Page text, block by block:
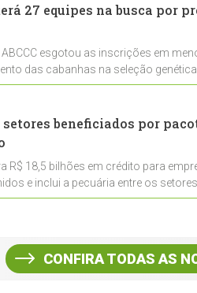
27 equipes na busca por
esgotou as inscrições em
das cabanhas na seleção
beneficiados por
R$ 18,5 bilhões em crédito para
e inclui a pecuária entre os
CONFIRA TODAS AS